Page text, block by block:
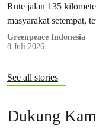
Rute jalan 135
masyarakat setempat,
Greenpeace Indonesia
8 Juli 2026
See all stories
Dukung